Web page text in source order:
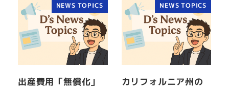
NEWS TOPICS
出産費用「無償化」
NEWS TOPICS
カリフォルニア州の